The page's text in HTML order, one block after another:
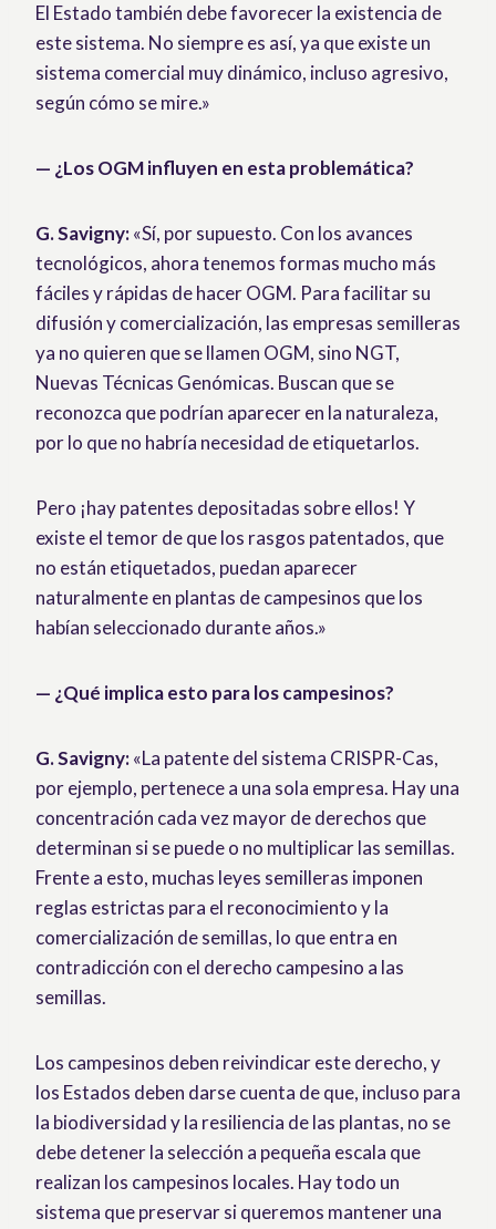
El Estado también debe favorecer la existencia de
este sistema. No siempre es así, ya que existe un
sistema comercial muy dinámico, incluso agresivo,
según cómo se mire.»
— ¿Los OGM influyen en esta problemática?
G. Savigny:«Sí, por supuesto. Con los avances
tecnológicos, ahora tenemos formas mucho más
fáciles y rápidas de hacer OGM. Para facilitar su
difusión y comercialización, las empresas semilleras
ya no quieren que se llamen OGM, sino NGT,
Nuevas Técnicas Genómicas. Buscan que se
reconozca que podrían aparecer en la naturaleza,
por lo que no habría necesidad de etiquetarlos.
Pero ¡hay patentes depositadas sobre ellos! Y
existe el temor de que los rasgos patentados, que
no están etiquetados, puedan aparecer
naturalmente en plantas de campesinos que los
habían seleccionado durante años.»
— ¿Qué implica esto para los campesinos?
G. Savigny:«La patente del sistema CRISPR-Cas,
por ejemplo, pertenece a una sola empresa. Hay una
concentración cada vez mayor de derechos que
determinan si se puede o no multiplicar las semillas.
Frente a esto, muchas leyes semilleras imponen
reglas estrictas para el reconocimiento y la
comercialización de semillas, lo que entra en
contradicción con el derecho campesino a las
semillas.
Los campesinos deben reivindicar este derecho, y
los Estados deben darse cuenta de que, incluso para
la biodiversidad y la resiliencia de las plantas, no se
debe detener la selección a pequeña escala que
realizan los campesinos locales. Hay todo un
sistema que preservar si queremos mantener una